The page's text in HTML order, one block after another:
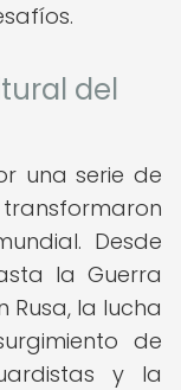
del
una serie de
Desde
la Guerra
Rusa, la lucha
de
y la